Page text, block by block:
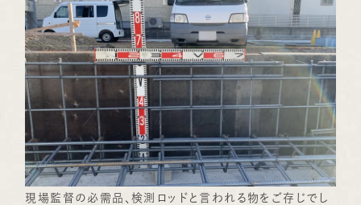
現場監督の必需品、検測ロッドと言われる物をご存じでし